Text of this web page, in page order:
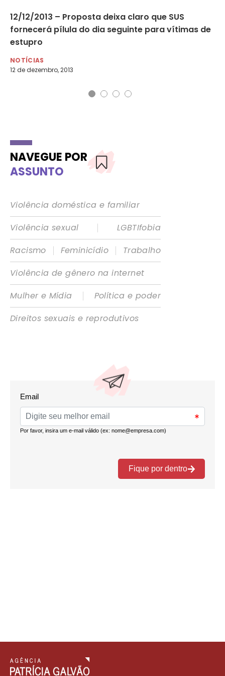
12/12/2013 – Proposta deixa claro que SUS
fornecerá pílula do dia seguinte para vítimas de
estupro
NOTÍCIAS
12 de dezembro, 2013
NAVEGUE POR
ASSUNTO
Violência doméstica e familiar
Violência sexual
|
LGBTIfobia
Racismo
| Feminicídio |
Trabalho
Violência de gênero na internet
Mulher e Mídia
|
Política e poder
Direitos sexuais e reprodutivos